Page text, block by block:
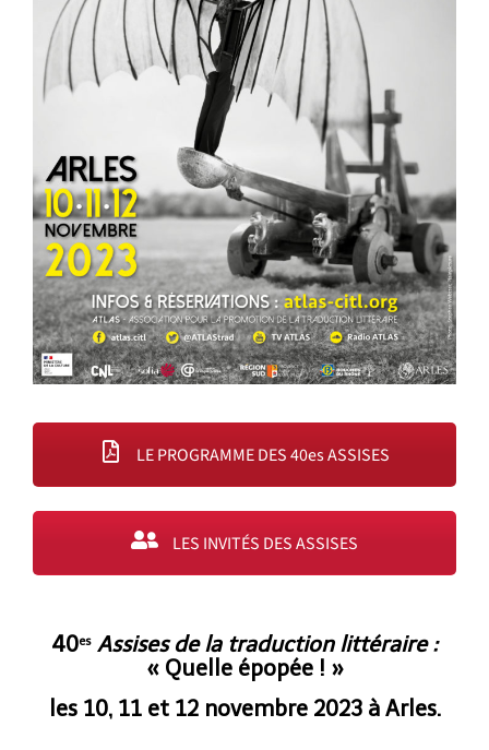
LE PROGRAMME DES 40es ASSISES
LES INVITÉS DES ASSISES
40es Assises de la traduction littéraire :
« Quelle épopée ! »
les 10, 11 et 12 novembre 2023 à Arles.